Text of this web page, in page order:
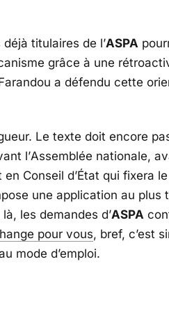
titulaires de l’ASPA
grâce à une
a défendu cette
Le texte doit encore
l’Assemblée nationale,
en Conseil d’État qui fixera
une application au plus
les demandes d’ASPA
pour vous, bref, c’est
mode d’emploi.